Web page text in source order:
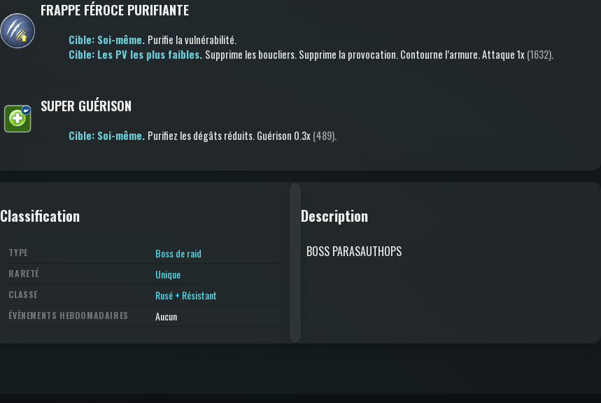
FRAPPE FÉROCE PURIFIANTE
Cible: Soi-même. Purifie la vulnérabilité.
Cible: Les PV les plus faibles. Supprime les boucliers.Supprime la provocation.Contourne l’armure.Attaque1x(1632).
SUPER GUÉRISON
Cible: Soi-même. Purifiez les dégâts réduits.Guérison 0.3x(489).
Classification
TYPE Boss de raid
RARETÉ Unique
CLASSE Rusé + Résistant
ÉVÈNEMENTS HEBDOMADAIRES Aucun
Description
BOSS PARASAUTHOPS